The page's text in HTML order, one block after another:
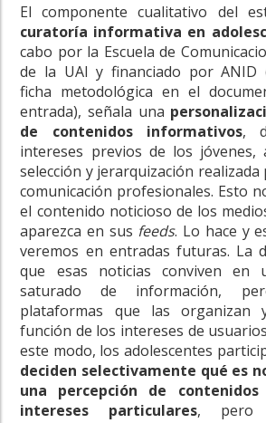
El componente cualitativo del
curatoría informativa en
cabo por la Escuela de
de la UAI y financiado por ANID
ficha metodológica en el
entrada), señala una
de contenidos informativos,
intereses previos de los
selección y jerarquización
comunicación profesionales. Esto
el contenido noticioso de los
aparezca en sus feeds. Lo hace y
veremos en entradas futuras. La
que esas noticias conviven en
saturado de información,
plataformas que las organizan
función de los intereses de
este modo, los adolescentes
deciden selectivamente qué es
una percepción de
intereses particulares, pero